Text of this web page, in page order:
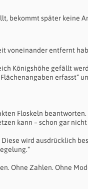
bekommt später keine
voneinander entfernt
Königshöhe gefällt
erfasst“
Floskeln
kann – schon gar
wird ausdrücklich
Ohne Zahlen. Ohne